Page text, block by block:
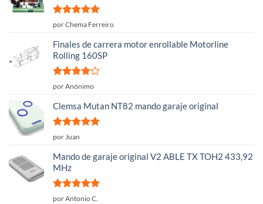
Valorado
por Chema Ferreiro
Finales de carrera motor enrollable Motorline
Rolling 160SP
Valorado
5
por Anónimo
Clemsa Mutan NT82 mando garaje original
Valorado
por Juan
Mando de garaje original V2 ABLE TX TOH2 433,92
MHz
Valorado
por Antonio C.